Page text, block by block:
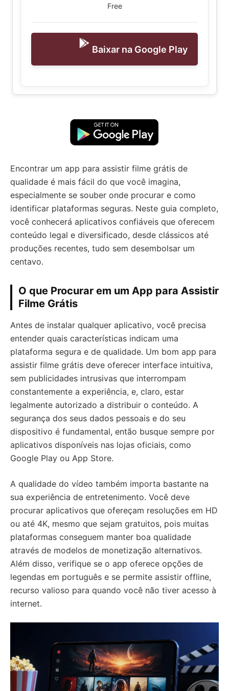
Free
Baixar na Google Play
Encontrar um app para assistir filme grátis de
qualidade é mais fácil do que você imagina,
especialmente se souber onde procurar e como
identificar plataformas seguras. Neste guia completo,
você conhecerá aplicativos confiáveis que oferecem
conteúdo legal e diversificado, desde clássicos até
produções recentes, tudo sem desembolsar um
centavo.
O que Procurar em um App para Assistir
Filme Grátis
Antes de instalar qualquer aplicativo, você precisa
entender quais características indicam uma
plataforma segura e de qualidade. Um bom app para
assistir filme grátis deve oferecer interface intuitiva,
sem publicidades intrusivas que interrompam
constantemente a experiência, e, claro, estar
legalmente autorizado a distribuir o conteúdo. A
segurança dos seus dados pessoais e do seu
dispositivo é fundamental, então busque sempre por
aplicativos disponíveis nas lojas oficiais, como
Google Play ou App Store.
A qualidade do vídeo também importa bastante na
sua experiência de entretenimento. Você deve
procurar aplicativos que ofereçam resoluções em HD
ou até 4K, mesmo que sejam gratuitos, pois muitas
plataformas conseguem manter boa qualidade
através de modelos de monetização alternativos.
Além disso, verifique se o app oferece opções de
legendas em português e se permite assistir offline,
recurso valioso para quando você não tiver acesso à
internet.